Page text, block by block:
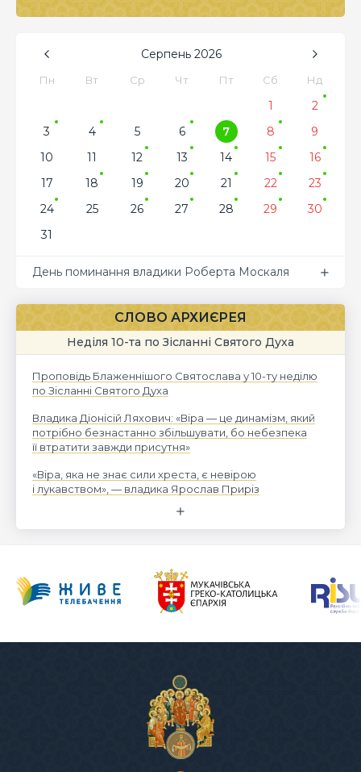
Серпень 2026
Пн Вт Ср Чт Пт Сб Нд
1
2
3
4 5 6 7 8
9
10
11 12 13 14 15
16
17
18 19 20 21 22
23
24
25 26 27 28 29
30
31
День поминання владики Роберта Москаля
СЛОВО АРХИЄРЕЯ
Неділя 10-та по Зісланні Святого Духа
Проповідь Блаженнішого Святослава у 10-ту неділю
по Зісланні Святого Духа
Владика Діонісій Ляхович: «Віра — це динамізм, який
потрібно безнастанно збільшувати, бо небезпека
її втратити завжди присутня»
«Віра, яка не знає сили хреста, є невірою
і лукавством», — владика Ярослав Приріз